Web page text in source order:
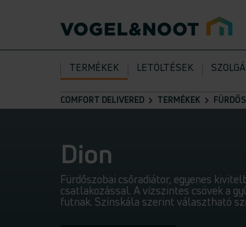
TERMÉKEK LETÖLTÉSEK
COMFORT DELIVERED TERMÉKEK
Dion
Fürdőszobai csőradiátor, egyenes
csatlakozással. A vízszintes csövek a
futnak. Színskála szerint választható